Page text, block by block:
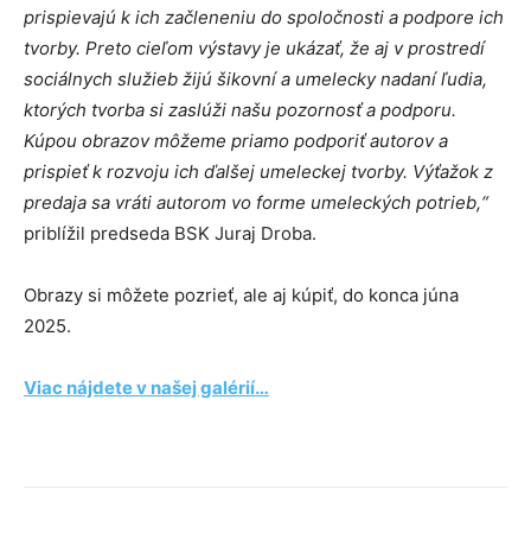
prispievajú k ich začleneniu do spoločnosti a podpore ich
tvorby. Preto cieľom výstavy je ukázať, že aj v prostredí
sociálnych služieb žijú šikovní a umelecky nadaní ľudia,
ktorých tvorba si zaslúži našu pozornosť a podporu.
Kúpou obrazov môžeme priamo podporiť autorov a
prispieť k rozvoju ich ďalšej umeleckej tvorby. Výťažok z
predaja sa vráti autorom vo forme umeleckých potrieb,“
priblížil predseda BSK Juraj Droba.
Obrazy si môžete pozrieť, ale aj kúpiť, do konca júna
2025.
Viac nájdete v našej galérií…